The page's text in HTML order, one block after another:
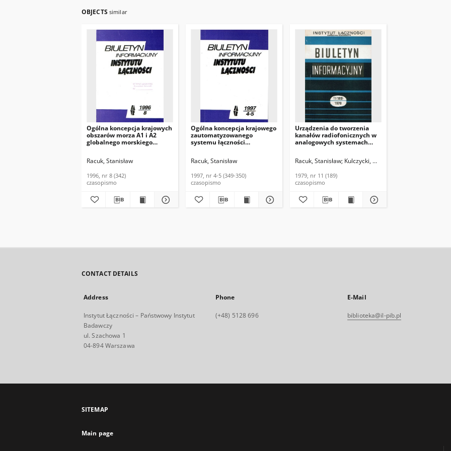
OBJECTS similar
Ogólna koncepcja krajowych
obszarów morza A1 i A2
globalnego morskiego
Biuletyn Informacyjny
8 (342)
Racuk, Stanisław
1996, nr 8 (342)
czasopismo
Ogólna koncepcja krajowego
zautomatyzowanego
systemu łączności
pasmie VHF. Biuletyn
Łączności, 1997, nr 4-5 (349-
350)
Racuk, Stanisław
1997, nr 4-5 (349-350)
czasopismo
Urządzenia do tworzenia
kanałów radiofonicznych w
analogowych systemach
(189)
Racuk, Stanisław Kulczycki, Włodzimierz
1979, nr 11 (189)
czasopismo
CONTACT DETAILS
Address
Instytut Łączności – Państwowy Instytut
Badawczy
ul. Szachowa 1
04-894 Warszawa
Phone
(+48) 5128 696
E-Mail
biblioteka@il-pib.pl
SITEMAP
Main page